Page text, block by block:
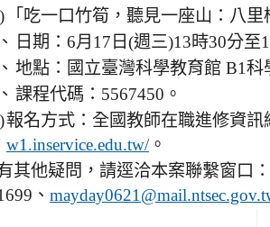
「吃一口竹筍，聽見一座山：八
日期：6月17日(週三)13時30分至
地點：國立臺灣科學教育館 B1科
課程代碼：5567450。
報名方式：全國教師在職進修資
w1.inservice.edu.tw/。
其他疑問，請逕洽本案聯繫窗口
、